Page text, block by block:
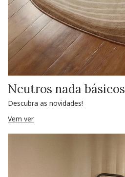
Neutros nada básicos
Descubra as novidades!
Vem ver